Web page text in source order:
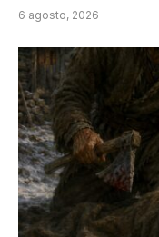
6 agosto, 2026